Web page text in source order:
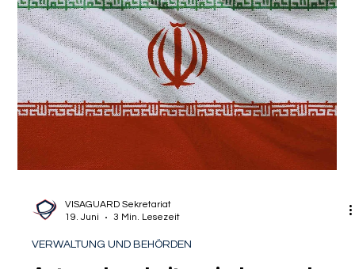
25. Juni
4 Min. Lesezeit
GESETZESÄNDERUNG
LEA aktualisiert VAB: Änderungen
insbesondere bei
EInkommensberechnung für
Selbstständige
Die rechtliche Basis für die Entscheidungspraxis der Berliner
Neuigkeiten: Die Verfahrenshinweise zum Aufenthalt in Berlin
Kanzlei für Visumsrecht führen wir Sie durch die komplizierten